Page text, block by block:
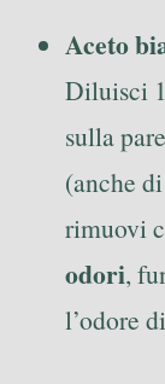
Aceto
Diluisci
sulla
(anche
rimuovi
odori,
l’odore